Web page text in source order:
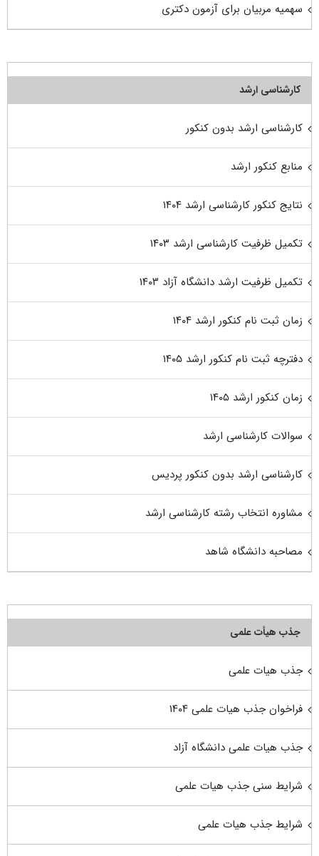
سهمیه مربیان برای آزمون دکتری
کارشناسی ارشد
کارشناسی ارشد بدون کنکور
منابع کنکور ارشد
نتایج کنکور کارشناسی ارشد ۱۴۰۴
تکمیل ظرفیت کارشناسی ارشد ۱۴۰۳
تکمیل ظرفیت ارشد دانشگاه آزاد ۱۴۰۳
زمان ثبت نام کنکور ارشد ۱۴۰۴
دفترچه ثبت نام کنکور ارشد ۱۴۰۵
زمان کنکور ارشد ۱۴۰۵
سوالات کارشناسی ارشد
کارشناسی ارشد بدون کنکور پردیس
مشاوره انتخاب رشته کارشناسی ارشد
مصاحبه دانشگاه شاهد
جذب هیأت علمی
جذب هیات علمی
فراخوان جذب هیات علمی ۱۴۰۴
جذب هیات علمی دانشگاه آزاد
شرایط سنی جذب هیات علمی
شرایط جذب هیات علمی